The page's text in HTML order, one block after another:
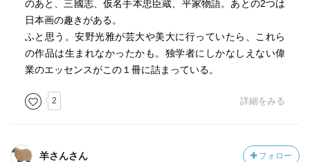
のあと、三國志、仮名手本忠臣蔵、平家物語。あとの2つは
日本画の趣きがある。
ふと思う。安野光雅が芸大や美大に行っていたら、これら
の作品は生まれなかったかも。独学者にしかなしえない偉
業のエッセンスがこの１冊に詰まっている。
2 詳細をみる
羊さんさん フォロー